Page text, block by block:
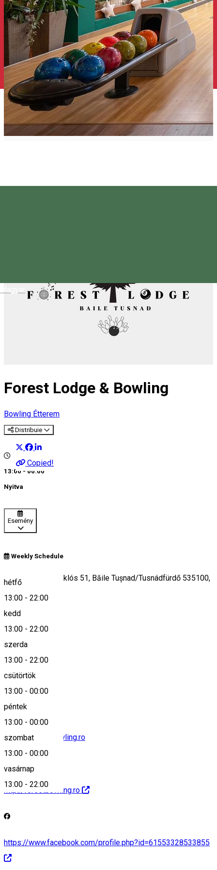
Forest Lodge & Bowling
Bowling Étterem
Distribuie
Copied!
13:00 - 00:00
Nyitva
Esemény
Weekly Schedule
hétfő
13:00 - 22:00
kedd
13:00 - 22:00
szerda
13:00 - 22:00
csütörtök
13:00 - 00:00
péntek
13:00 - 00:00
szombat
13:00 - 00:00
vasárnap
13:00 - 22:00
Strada Kovács Miklós 51, Băile Tușnad/Tusnádfürdő 535100,
Romania
Keresd térképen
office@forestbowling.ro
http://forestbowling.ro
https://www.facebook.com/profile.php?id=61553328533855